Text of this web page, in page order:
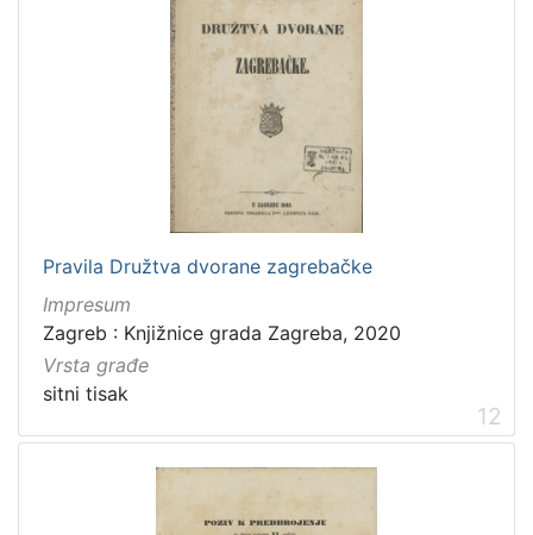
Pravila Družtva dvorane zagrebačke
Impresum
Zagreb : Knjižnice grada Zagreba, 2020
Vrsta građe
sitni tisak
12